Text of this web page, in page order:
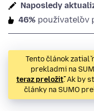
Naposledy
46% používateľov
Tento článok zatiaľ
prekladmi na
teraz preložiť. Ak by
články na SUMO